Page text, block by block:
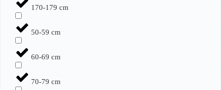
170-179 cm
50-59 cm
60-69 cm
70-79 cm